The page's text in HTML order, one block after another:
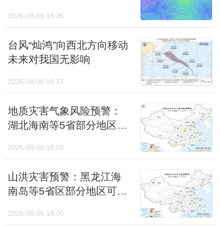
北方制造强降雨
2026-08-06 18:26
台风“灿鸿”向西北方向移动
未来对我国无影响
2026-08-06 18:17
地质灾害气象风险预警：
湖北海南等5省部分地区风
2026-08-06 18:05
山洪灾害预警：黑龙江海
南岛等5省区部分地区可能
2026-08-06 18:05